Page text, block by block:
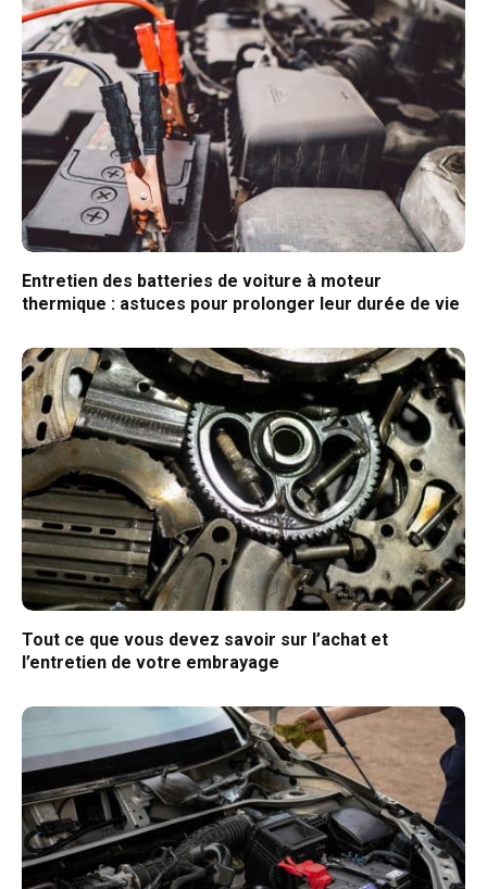
Entretien des batteries de voiture à moteur
thermique : astuces pour prolonger leur durée de vie
Tout ce que vous devez savoir sur l’achat et
l’entretien de votre embrayage